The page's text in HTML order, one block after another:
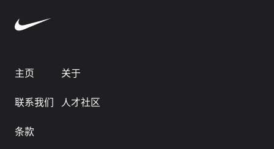
主页
关于
联系我们
人才社区
条款